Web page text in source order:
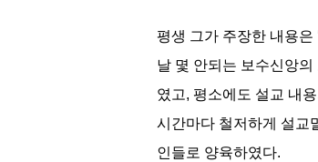
평생 그가 주장한 내용은
날 몇 안되는 보수신앙의
였고, 평소에도 설교 내
시간마다 철저하게 설교
인들로 양육하였다.